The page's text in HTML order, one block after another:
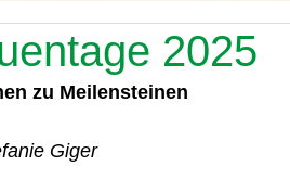
2025
zu Meilensteinen
Giger